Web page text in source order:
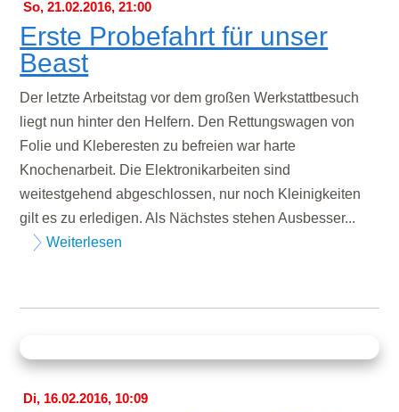
So, 21.02.2016, 21:00
Erste Probefahrt für unser
Beast
Der letzte Arbeitstag vor dem großen Werkstattbesuch
liegt nun hinter den Helfern. Den Rettungswagen von
Folie und Kleberesten zu befreien war harte
Knochenarbeit. Die Elektronikarbeiten sind
weitestgehend abgeschlossen, nur noch Kleinigkeiten
gilt es zu erledigen. Als Nächstes stehen Ausbesser...
Weiterlesen
Di, 16.02.2016, 10:09